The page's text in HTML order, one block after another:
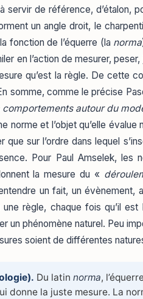
servir de référence, d’étalon,
un angle droit, le
fonction de l’équerre (la norma
en l’action de mesurer,
qu’est la règle. De cette
somme, comme le précise
autour du
norme et l’objet qu’elle
que sur l’ordre dans lequel
Pour Paul Amselek, les
la mesure du «
un fait, un évènement,
règle, chaque fois qu’il est
un phénomène naturel. Peu
soient de différentes
Du latin norma,
donne la juste mesure. La